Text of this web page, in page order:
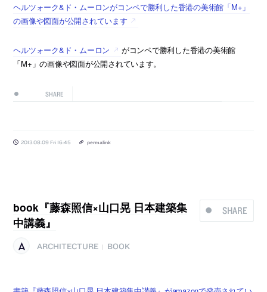
ヘルツォーク&ド・ムーロンがコンペで勝利した香港の美術館「M+」
の画像や図面が公開されています
ヘルツォーク&ド・ムーロン
がコンペで勝利した香港の美術館
「M+」の画像や図面が公開されています。
SHARE
2013.08.09 Fri 16:45 permalink
SHARE
book『藤森照信×山口晃 日本建築集
中講義』
ARCHITECTURE BOOK